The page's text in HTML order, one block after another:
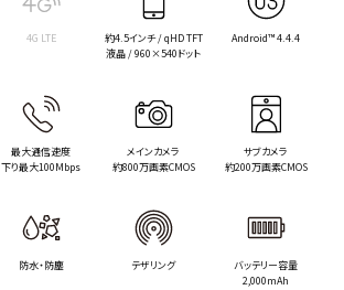
4G LTE
約4.5インチ / qHD TFT
液晶 / 960×540ドット
Android™ 4.4.4
最大通信速度
下り最大100Mbps
メインカメラ
約800万画素CMOS
サブカメラ
約200万画素CMOS
防水・防塵 テザリング
バッテリー容量
2,000mAh